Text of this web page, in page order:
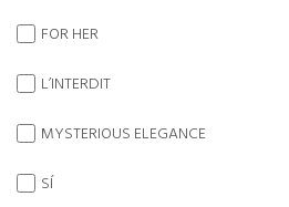
FOR HER
L’INTERDIT
MYSTERIOUS ELEGANCE
SÍ